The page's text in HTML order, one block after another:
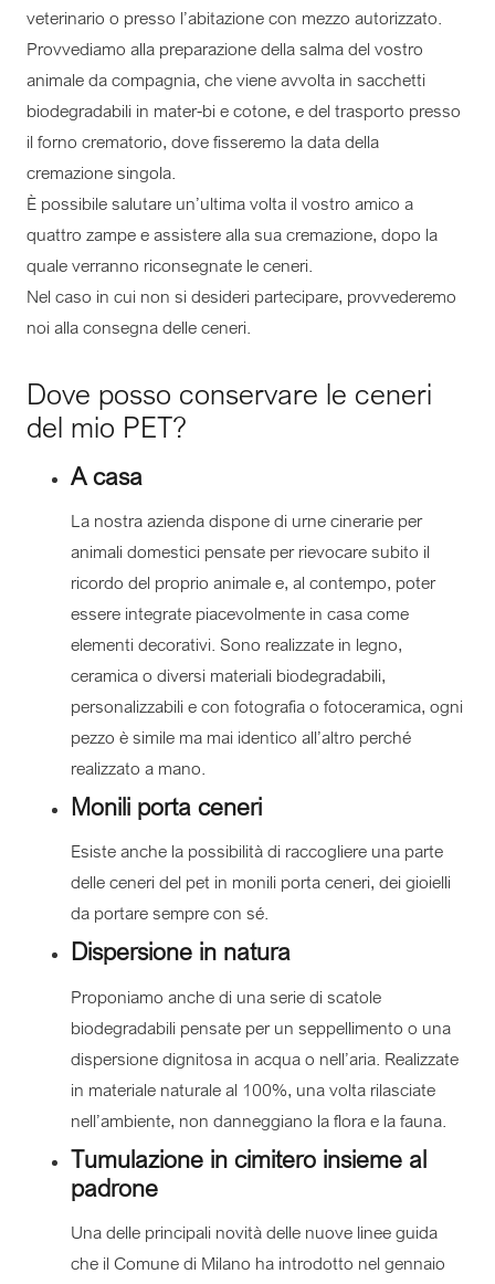
veterinario o presso l’abitazione con mezzo autorizzato.
Provvediamo alla preparazione della salma del vostro
animale da compagnia, che viene avvolta in sacchetti
biodegradabili in mater-bi e cotone, e del trasporto presso
il forno crematorio, dove fisseremo la data della
cremazione singola.
È possibile salutare un’ultima volta il vostro amico a
quattro zampe e assistere alla sua cremazione, dopo la
quale verranno riconsegnate le ceneri.
Nel caso in cui non si desideri partecipare, provvederemo
noi alla consegna delle ceneri.
Dove posso conservare le ceneri
del mio PET?
A casa
La nostra azienda dispone di urne cinerarie per
animali domestici pensate per rievocare subito il
ricordo del proprio animale e, al contempo, poter
essere integrate piacevolmente in casa come
elementi decorativi. Sono realizzate in legno,
ceramica o diversi materiali biodegradabili,
personalizzabili e con fotografia o fotoceramica, ogni
pezzo è simile ma mai identico all’altro perché
realizzato a mano.
Monili porta ceneri
Esiste anche la possibilità di raccogliere una parte
delle ceneri del pet in monili porta ceneri, dei gioielli
da portare sempre con sé.
Dispersione in natura
Proponiamo anche di una serie di scatole
biodegradabili pensate per un seppellimento o una
dispersione dignitosa in acqua o nell’aria. Realizzate
in materiale naturale al 100%, una volta rilasciate
nell’ambiente, non danneggiano la flora e la fauna.
Tumulazione in cimitero insieme al
padrone
Una delle principali novità delle nuove linee guida
che il Comune di Milano ha introdotto nel gennaio